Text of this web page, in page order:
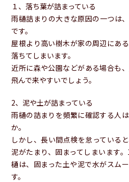
１、落ち葉が詰まっている
雨樋詰まりの大きな原因の一つは
です。
屋根より高い樹木が家の周辺にあ
落ちてしまいます。
近所に森や公園などがある場合も
飛んで来やすいでしょう。
2、泥や土が詰まっている
雨樋の詰まりを頻繁に確認する人
か。
しかし、長い間点検を怠っている
泥がたまり、固まってしまいます
樋は、固まった土や泥で水がスム
す。